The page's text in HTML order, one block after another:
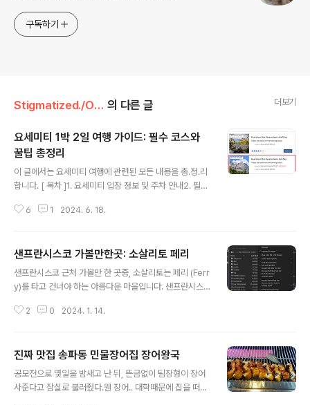
구독하기
Stigmatized./Outing 의 다른 글 더보기
요세미티 1박 2일 여행 가이드: 필수 코스와
꿀팁 총정리
이 글에서는 요세미티 여행에 관련된 모든 내용을 총.정.리
합니다. [ 목차 ]1. 요세미티 입장 정보 및 주차 안내2. 필수
추천5. 포인트별 사진 1. 요세미티 입장 정보 및 주차 안내
요일) 및 공휴일7월 1일 ~ 8월 16일: 모든 날짜8월 17일
~ 10월 27일: 주말 (토요일, 일요일) 및 공휴일 ( 2024년
이후로는 아래의 사이트에서 자세한 정보를 확인해주세요.
745 Yosemite National Park Ticketed..
6 1 2024. 6. 18.
샌프란시스코 가볼만한곳: 소살리토 페리
샌프란시스코 근처 가볼만 한 곳중, 소살리토는 페리 (Ferr
y)를 타고 건너야 하는 아름다운 마을입니다. 샌프란시스
에 알카트라즈 섬을 매우 가까이 보고 지나갈 수 있어요 -
수 있음 3. 금문교, 오클랜드 베이 브릿지를 볼 수 있음 소
살리토는 크게 관광할만한 컨텐츠는 없긴 한데, 페리를 타
는 맛이 매우 좋습니다! 매우 유명한 아이스크림 집이 있어
2 0 2024. 1. 14.
진짜 맛집 송파동 민물장어집 장어왕국
공모전으로 몇일을 밤새고 난 뒤, 뜬금없이 팀장형이 장어
사준다고 잠실로 불러줬다.웬 장어.. 대학때문에 집을 떠난